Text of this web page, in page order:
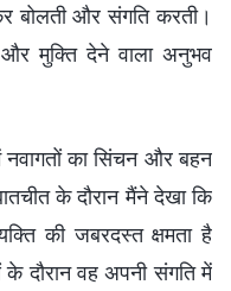
बोलती और संगति करती।
मुक्ति देने वाला अनुभव
का सिंचन और बहन
के दौरान मैंने देखा कि
की जबरदस्त क्षमता है
वह अपनी संगति में